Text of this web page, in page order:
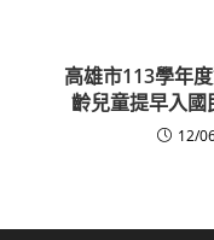
高雄市113學年
齡兒童提早入
12/